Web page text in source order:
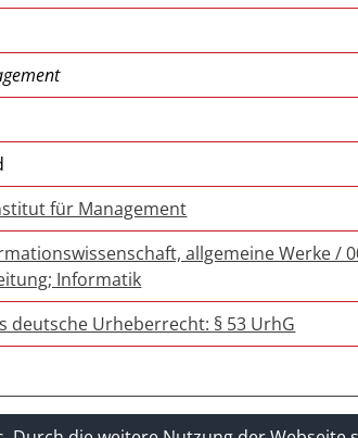
für Management
allgemeine Werke /
Informatik
deutsche Urheberrecht: § 53 UrhG